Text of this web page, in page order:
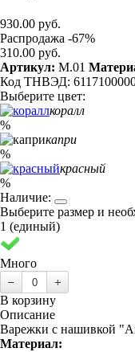
930.00 руб.
Распродажа -67%
310.00 руб.
Артикул: M.01
Код ТНВЭД:
Выберите цвет:
коралл
%
капри
%
красный
%
Наличие:
Выберите размер и
1 (единый)
Много
В корзину
Описание
Варежки с нашивкой
Материал: